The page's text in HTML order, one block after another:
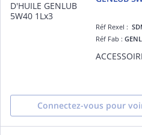
Réf Rexel :
Réf Fab :
Connectez-vous pour